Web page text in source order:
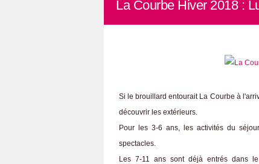
La Courbe Hiver 2018 :
Si le brouillard entourait La Courbe à
découvrir les extérieurs.
Pour les 3-6 ans, les activités du
spectacles.
Les 7-11 ans sont déjà entrés dans